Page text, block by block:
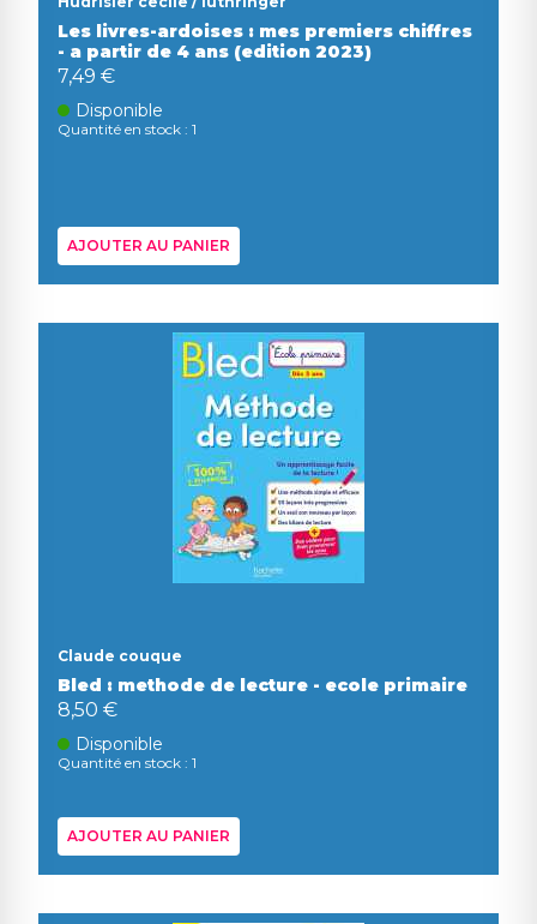
Les livres-ardoises : mes premiers chiffres
- a partir de 4 ans (edition 2023)
7,49 €
Disponible
Quantité en stock : 1
AJOUTER AU PANIER
Claude couque
Bled : methode de lecture - ecole primaire
8,50 €
Disponible
Quantité en stock : 1
AJOUTER AU PANIER